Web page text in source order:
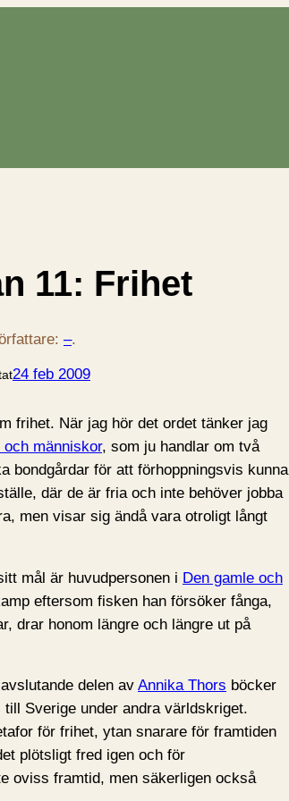
11: Frihet
–.
24 feb 2009
frihet. När jag hör det ordet tänker jag
och människor, som ju handlar om två
bondgårdar för att förhoppningsvis kunna
där de är fria och inte behöver jobba
men visar sig ändå vara otroligt långt
mål är huvudpersonen i Den gamle och
eftersom fisken han försöker fånga,
drar honom längre och längre ut på
delen av Annika Thors böcker
Sverige under andra världskriget.
för frihet, ytan snarare för framtiden
plötsligt fred igen och för
oviss framtid, men säkerligen också